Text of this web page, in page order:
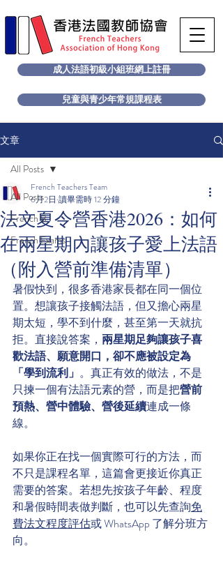
成人法語初級小組班網上註冊
兒童與青少年常規課程表
文章
All Posts
French B
French Exams
All Posts
法文夏令營香港2026：如何
在兩星期內讓孩子愛上法語
（附入營前準備清單）
French Teachers Team
6月2日 讀畢需時 12 分鐘
暑假快到，很多香港家長都在同一個位
置。想讓孩子接觸法語，但又擔心兩星
期太短，學不到什麼，甚至第一天就抗
拒。直接說答案， 兩星期足夠讓孩子喜
歡法語、願意開口，卻不應被設定為
「學到流利」 。真正有效的做法，不是
只揀一個有法語元素的營，而是把營前
預熱、營中體驗、營後延續連成一條
線。
如果你正在找一個實際可行的方法，而
不只是課程名單，這篇會更接近你真正
需要的答案。若想先按孩子年齡、程度
和暑假時間表做判斷，也可以先查詢免
費法文程度評估或 WhatsApp 了解分班方
向。